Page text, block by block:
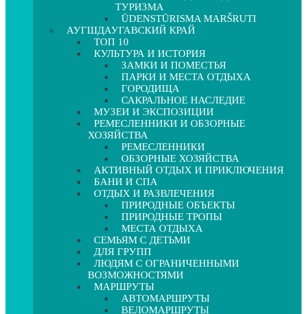
ТУРИЗМА
ŪDENSTŪRISMA MARŠRUTI
АУГШДАУГАВСКИЙ КРАЙ
ТОП 10
КУЛЬТУРА И ИСТОРИЯ
ЗАМКИ И ПОМЕСТЬЯ
ПАРКИ И МЕСТА ОТДЫХА
ГОРОДИЩА
САКРАЛЬНОЕ НАСЛЕДИЕ
МУЗЕИ И ЭКСПОЗИЦИИ
РЕМЕСЛЕННИКИ И ОБЗОРНЫЕ
ХОЗЯЙСТВА
РЕМЕСЛЕННИКИ
ОБЗОРНЫЕ ХОЗЯЙСТВА
АКТИВНЫЙ ОТДЫХ И ПРИКЛЮЧЕНИЯ
БАНИ И СПА
ОТДЫХ И РАЗВЛЕЧЕНИЯ
ПРИРОДНЫЕ ОБЪЕКТЫ
ПРИРОДНЫЕ ТРОПЫ
МЕСТА ОТДЫХА
СЕМЬЯМ С ДЕТЬМИ
ДЛЯ ГРУПП
ЛЮДЯМ С ОГРАНИЧЕННЫМИ
ВОЗМОЖНОСТЯМИ
МАРШРУТЫ
АВТОМАРШРУТЫ
ВЕЛОМАРШРУТЫ